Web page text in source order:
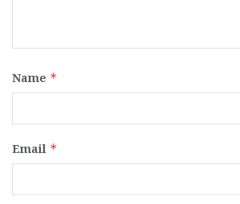
Name *
Email *